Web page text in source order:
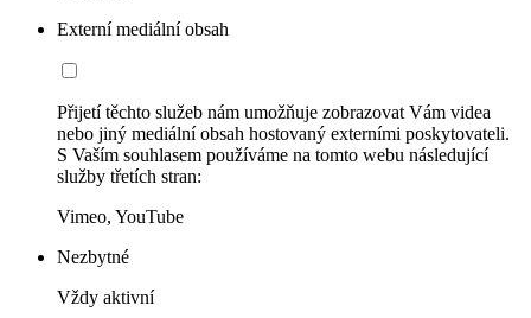
Externí mediální obsah
Přijetí těchto služeb nám umožňuje zobrazovat Vám videa
nebo jiný mediální obsah hostovaný externími poskytovateli.
S Vaším souhlasem používáme na tomto webu následující
služby třetích stran:
Vimeo, YouTube
Nezbytné
Vždy aktivní